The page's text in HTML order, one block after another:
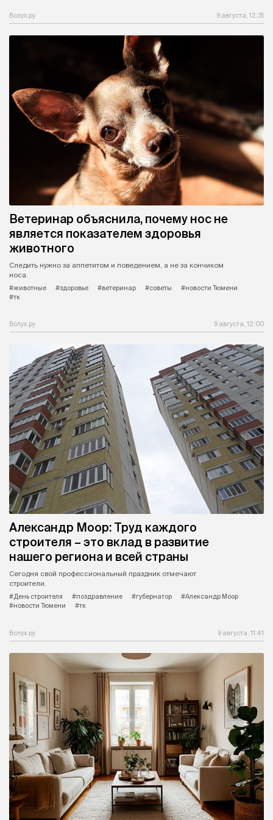
Вслух.ру 9 августа, 12:31
Ветеринар объяснила, почему нос не
является показателем здоровья
животного
Следить нужно за аппетитом и поведением, а не за кончиком
носа.
#животные
#здоровье #ветеринар #советы
#новости Тюмени
#тк
Вслух.ру 9 августа, 12:00
Александр Моор: Труд каждого
строителя – это вклад в развитие
нашего региона и всей страны
Сегодня свой профессиональный праздник отмечают
строители.
#День строителя
#поздравление #губернатор
#Александр Моор
#новости Тюмени
#тк
Вслух.ру 9 августа, 11:41